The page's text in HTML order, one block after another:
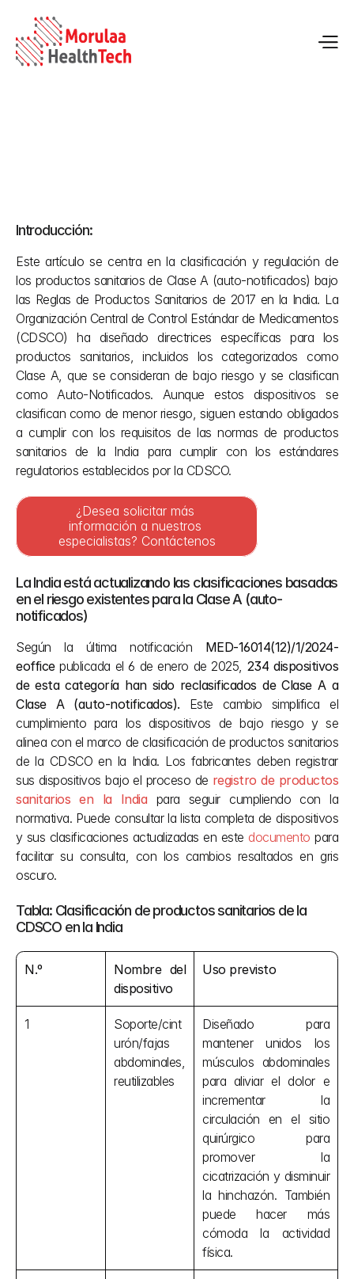
Introducción:
Este artículo se centra en la clasificación y regulación de
los productos sanitarios de Clase A (auto-notificados) bajo
las Reglas de Productos Sanitarios de 2017 en la India. La
Organización Central de Control Estándar de Medicamentos
(CDSCO) ha diseñado directrices específicas para los
productos sanitarios, incluidos los categorizados como
Clase A, que se consideran de bajo riesgo y se clasifican
como Auto-Notificados. Aunque estos dispositivos se
clasifican como de menor riesgo, siguen estando obligados
a cumplir con los requisitos de las normas de productos
sanitarios de la India para cumplir con los estándares
regulatorios establecidos por la CDSCO.
¿Desea solicitar más
información a nuestros
especialistas? Contáctenos
La India está actualizando las clasificaciones basadas
en el riesgo existentes para la Clase A (auto-
notificados)
Según la última notificación MED-16014(12)/1/2024-
eoffice publicada el 6 de enero de 2025, 234 dispositivos
de esta categoría han sido reclasificados de Clase A a
Clase A (auto-notificados). Este cambio simplifica el
cumplimiento para los dispositivos de bajo riesgo y se
alinea con el marco de clasificación de productos sanitarios
de la CDSCO en la India. Los fabricantes deben registrar
sus dispositivos bajo el proceso de registro de productos
sanitarios en la India para seguir cumpliendo con la
normativa. Puede consultar la lista completa de dispositivos
y sus clasificaciones actualizadas en este documento para
facilitar su consulta, con los cambios resaltados en gris
oscuro.
Tabla: Clasificación de productos sanitarios de la
CDSCO en la India
N.º
Nombre del
dispositivo
Uso previsto
1
Soporte/cint
urón/fajas
abdominales,
reutilizables
Diseñado para
mantener unidos los
músculos abdominales
para aliviar el dolor e
incrementar la
circulación en el sitio
quirúrgico para
promover la
cicatrización y disminuir
la hinchazón. También
puede hacer más
cómoda la actividad
física.